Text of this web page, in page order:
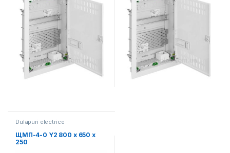
Dulapuri electrice
ЩМП-4-0 Y2 800 x 650 x
250